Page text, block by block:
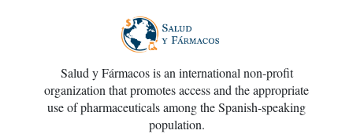
Salud y Fármacos is an international non-profit
organization that promotes access and the appropriate
use of pharmaceuticals among the Spanish-speaking
population.